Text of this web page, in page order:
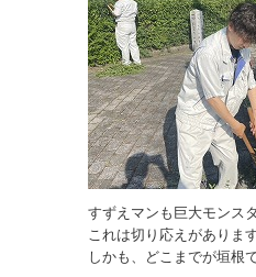
すずえマンも巨大モンス
これは切り応えがありま
しかも、どこまでが垣根